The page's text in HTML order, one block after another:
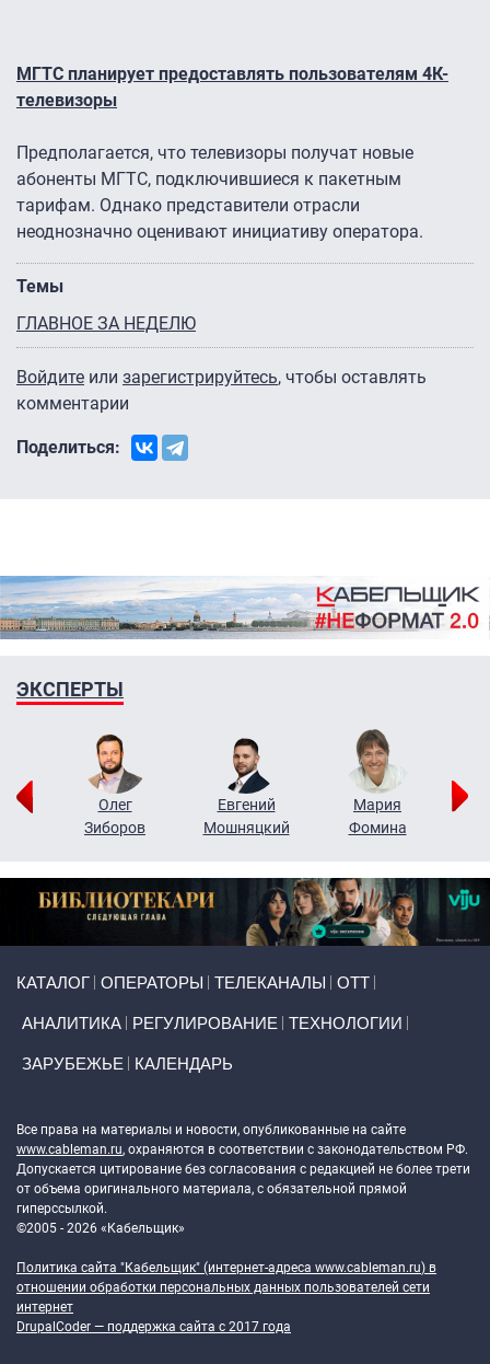
МГТС планирует предоставлять пользователям 4К-
телевизоры
Предполагается, что телевизоры получат новые
абоненты МГТС, подключившиеся к пакетным
тарифам. Однако представители отрасли
неоднозначно оценивают инициативу оператора.
Темы
ГЛАВНОЕ ЗА НЕДЕЛЮ
Войдите или зарегистрируйтесь, чтобы оставлять
комментарии
Поделиться:
ЭКСПЕРТЫ
Олег
Зиборов
Евгений
Мошняцкий
Мария
Фомина
КАТАЛОГ ОПЕРАТОРЫ ТЕЛЕКАНАЛЫ ОТТ
АНАЛИТИКА РЕГУЛИРОВАНИЕ ТЕХНОЛОГИИ
ЗАРУБЕЖЬЕ КАЛЕНДАРЬ
Все права на материалы и новости, опубликованные на сайте
www.cableman.ru, охраняются в соответствии с законодательством РФ.
Допускается цитирование без согласования с редакцией не более трети
от объема оригинального материала, с обязательной прямой
гиперссылкой.
©2005 - 2026 «Кабельщик»
Политика сайта "Кабельщик" (интернет-адреса www.cableman.ru) в
отношении обработки персональных данных пользователей сети
интернет
DrupalCoder — поддержка сайта c 2017 года